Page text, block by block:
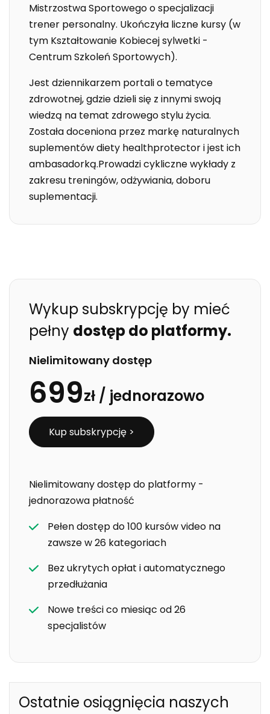
Mistrzostwa Sportowego o specjalizacji
trener personalny. Ukończyła liczne kursy (w
tym Kształtowanie Kobiecej sylwetki -
Centrum Szkoleń Sportowych).
Jest dziennikarzem portali o tematyce
zdrowotnej, gdzie dzieli się z innymi swoją
wiedzą na temat zdrowego stylu życia.
Została doceniona przez markę naturalnych
suplementów diety healthprotector i jest ich
ambasadorką.Prowadzi cykliczne wykłady z
zakresu treningów, odżywiania, doboru
suplementacji.
Wykup subskrypcję by mieć
pełny dostęp do platformy.
Nielimitowany dostęp
699zł / jednorazowo
Kup subskrypcję >
Nielimitowany dostęp do platformy -
jednorazowa płatność
Pełen dostęp do 100 kursów video na
zawsze w 26 kategoriach
Bez ukrytych opłat i automatycznego
przedłużania
Nowe treści co miesiąc od 26
specjalistów
Ostatnie osiągnięcia naszych